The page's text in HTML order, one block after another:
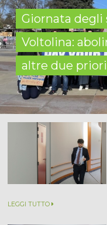
Giornata degli
Voltolina:
altre due
LEGGI TUTTO